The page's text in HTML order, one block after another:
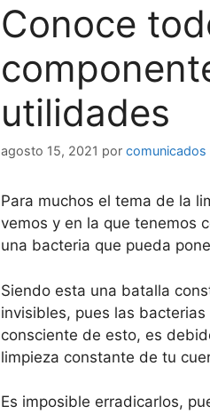
Conoce
utilidades
agosto 15, 2021 por comunicados
Para muchos el tema de la
vemos y en la que tenemos
una bacteria que pueda
Siendo esta una batalla
invisibles, pues las
consciente de esto, es
limpieza constante de tu
Es imposible erradicarlos,